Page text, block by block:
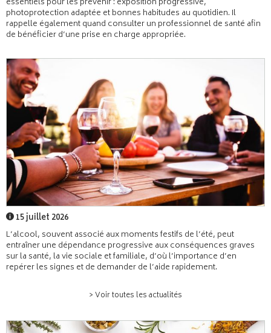
photoprotection adaptée et bonnes habitudes au quotidien. Il
rappelle également quand consulter un professionnel de santé afin
de bénéficier d’une prise en charge appropriée.
15 juillet 2026
L’alcool, souvent associé aux moments festifs de l’été, peut
entraîner une dépendance progressive aux conséquences graves
sur la santé, la vie sociale et familiale, d’où l’importance d’en
repérer les signes et de demander de l’aide rapidement.
> Voir toutes les actualités